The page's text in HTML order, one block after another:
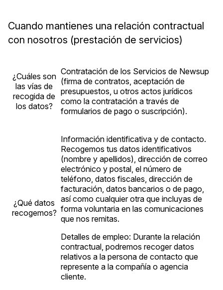
Cuando mantienes una relación contractual
con nosotros (prestación de servicios)
¿Cuáles son
las vías de
recogida de
los datos?
Contratación de los Servicios de Newsup
(firma de contratos, aceptación de
presupuestos, u otros actos jurídicos
como la contratación a través de
formularios de pago o suscripción).
¿Qué datos
recogemos?
Información identificativa y de contacto.
Recogemos tus datos identificativos
(nombre y apellidos), dirección de correo
electrónico y postal, el número de
teléfono, datos fiscales, dirección de
facturación, datos bancarios o de pago,
así como cualquier otra que incluyas de
forma voluntaria en las comunicaciones
que nos remitas.
Detalles de empleo: Durante la relación
contractual, podremos recoger datos
relativos a la persona de contacto que
represente a la compañía o agencia
cliente.